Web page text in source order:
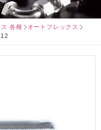
各種 オートフレックス